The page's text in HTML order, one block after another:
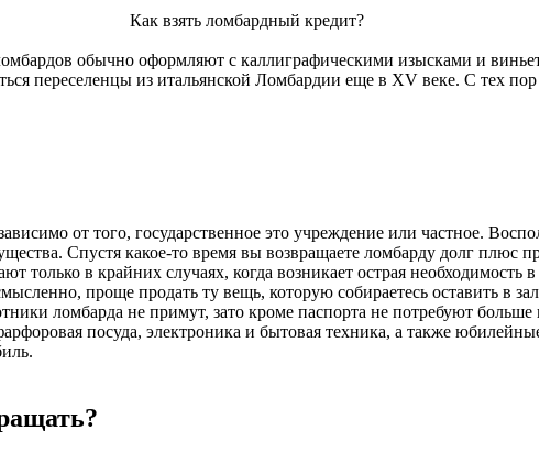
Как взять ломбардный кредит?
обычно оформляют с каллиграфическими изысками и
переселенцы из итальянской Ломбардии еще в XV веке. С тех
от того, государственное это учреждение или частное.
Спустя какое-то время вы возвращаете ломбарду долг плюс
только в крайних случаях, когда возникает острая
проще продать ту вещь, которую собираетесь оставить в
ломбарда не примут, зато кроме паспорта не потребуют
посуда, электроника и бытовая техника, а также